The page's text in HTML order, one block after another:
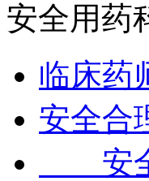
安全用药
临床药
安全合
安全